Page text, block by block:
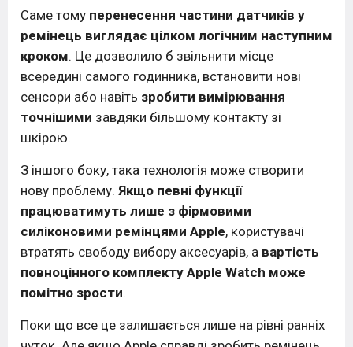
Саме тому перенесення частини датчиків у
ремінець виглядає цілком логічним наступним
кроком. Це дозволило б звільнити місце
всередині самого годинника, встановити нові
сенсори або навіть зробити вимірювання
точнішими завдяки більшому контакту зі
шкірою.
З іншого боку, така технологія може створити
нову проблему. Якщо певні функції
працюватимуть лише з фірмовими
силіконовими ремінцями Apple, користувачі
втратять свободу вибору аксесуарів, а вартість
повноцінного комплекту Apple Watch може
помітно зрости.
Поки що все це залишається лише на рівні ранніх